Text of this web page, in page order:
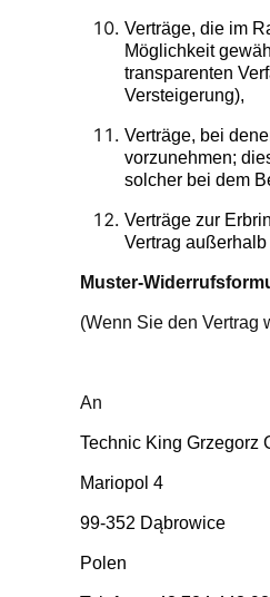
Verträge, die im
Möglichkeit
transparenten
Versteigerung),
Verträge, bei
vorzunehmen;
solcher bei dem
Verträge zur
Vertrag
Muster-
(Wenn Sie den Vertrag
An
Technic King Grzegorz
Mariopol 4
99-352 Dąbrowice
Polen